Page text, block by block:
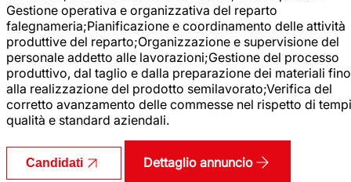
Gestione operativa e organizzativa del reparto
falegnameria;Pianificazione e coordinamento delle attività
produttive del reparto;Organizzazione e supervisione del
personale addetto alle lavorazioni;Gestione del processo
produttivo, dal taglio e dalla preparazione dei materiali fino
alla realizzazione del prodotto semilavorato;Verifica del
corretto avanzamento delle commesse nel rispetto di
qualità e standard aziendali.
Candidati Dettaglio annuncio